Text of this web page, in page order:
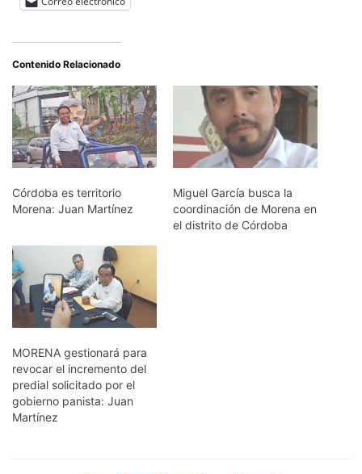
Contenido Relacionado
Córdoba es territorio
Morena: Juan Martínez
Miguel García busca la
coordinación de Morena en
el distrito de Córdoba
MORENA gestionará para
revocar el incremento del
predial solicitado por el
gobierno panista: Juan
Martínez